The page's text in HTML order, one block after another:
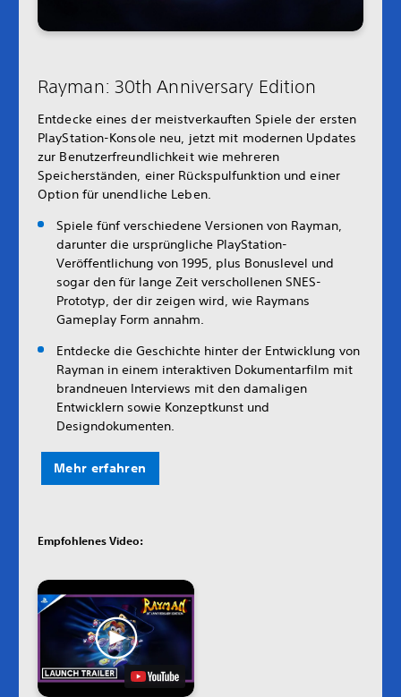
Rayman: 30th Anniversary Edition
Entdecke eines der meistverkauften Spiele der ersten
PlayStation-Konsole neu, jetzt mit modernen Updates
zur Benutzerfreundlichkeit wie mehreren
Speicherständen, einer Rückspulfunktion und einer
Option für unendliche Leben.
Spiele fünf verschiedene Versionen von Rayman,
darunter die ursprüngliche PlayStation-
Veröffentlichung von 1995, plus Bonuslevel und
sogar den für lange Zeit verschollenen SNES-
Prototyp, der dir zeigen wird, wie Raymans
Gameplay Form annahm.
Entdecke die Geschichte hinter der Entwicklung von
Rayman in einem interaktiven Dokumentarfilm mit
brandneuen Interviews mit den damaligen
Entwicklern sowie Konzeptkunst und
Designdokumenten.
Mehr erfahren
Empfohlenes Video: